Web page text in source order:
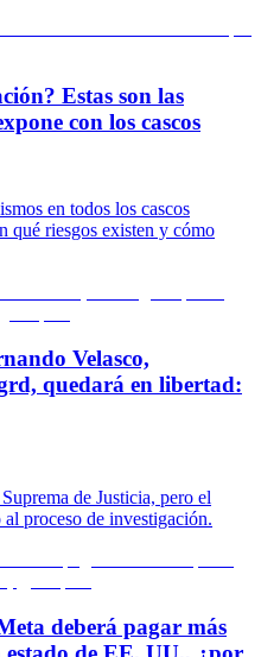
Estas son las
con los cascos
en todos los cascos
qué riesgos existen y cómo
Velasco,
quedará en libertad:
de Justicia, pero el
proceso de investigación.
deberá pagar más